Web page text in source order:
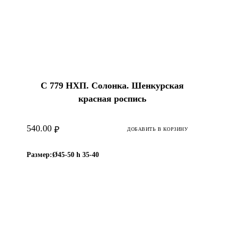
С 779 НХП. Солонка. Шенкурская
красная роспись
₽
540.00 ДОБАВИТЬ В КОРЗИНУ
Размер:Ø45-50 h 35-40